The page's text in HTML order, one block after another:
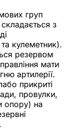
груп
з
кулеметник).
резервом
мати
артилерії.
прикриті
провулки,
опору) на